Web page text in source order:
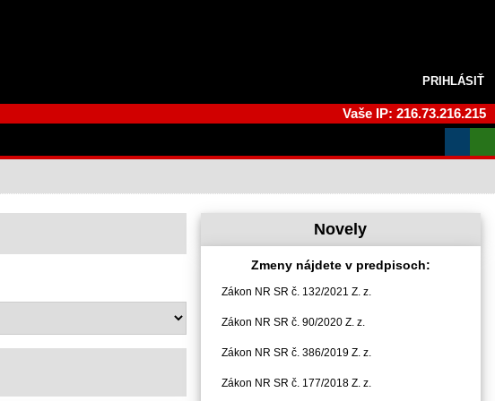
PRIHLÁSIŤ
Vaše IP: 216.73.216.215
Novely
Zmeny nájdete v predpisoch:
Zákon NR SR č. 132/2021 Z. z.
Zákon NR SR č. 90/2020 Z. z.
Zákon NR SR č. 386/2019 Z. z.
Zákon NR SR č. 177/2018 Z. z.